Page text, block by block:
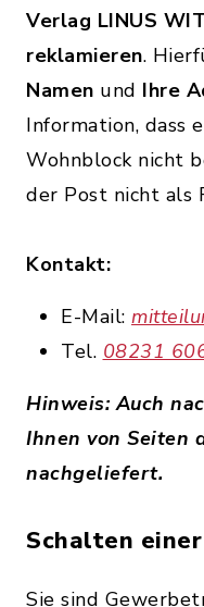
Verlag LINUS
reklamieren.
Namen und Ihre
Information, dass
Wohnblock nicht
der Post nicht als
Kontakt:
E-Mail:
Tel. 08231
Hinweis: Auch
Ihnen von Seiten
nachgeliefert.
Schalten
Sie sind